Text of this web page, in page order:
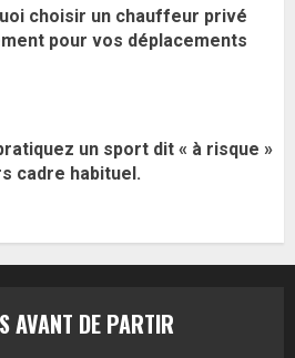
choisir un chauffeur privé
pour vos déplacements
un sport dit « à risque »
cadre habituel.
AVANT DE PARTIR